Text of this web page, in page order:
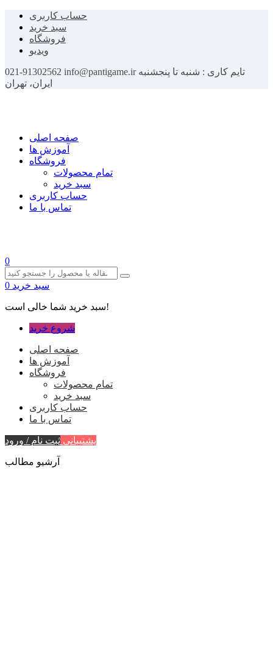
حساب کاربری
سبد خرید
فروشگاه
ویدیو
021-91302562 info@pantigame.ir تایم کاری : شنبه تا پنجشنبه
ایران، تهران
صفحه اصلی
آموزش ها
فروشگاه
تمام محصولات
سبد خرید
حساب کاربری
تماس با ما
0
سبد خرید 0
سبد خرید شما خالی است!
شروع خرید
صفحه اصلی
آموزش ها
فروشگاه
تمام محصولات
سبد خرید
حساب کاربری
تماس با ما
پشتیبانی ثبت نام / ورود
آرشیو مطالب